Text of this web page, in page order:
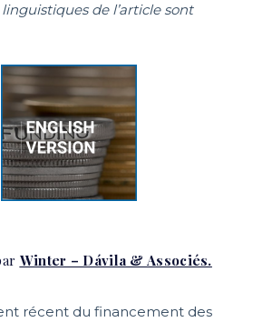
linguistiques de l’article sont
Winter – Dávila & Associés.
récent du financement des